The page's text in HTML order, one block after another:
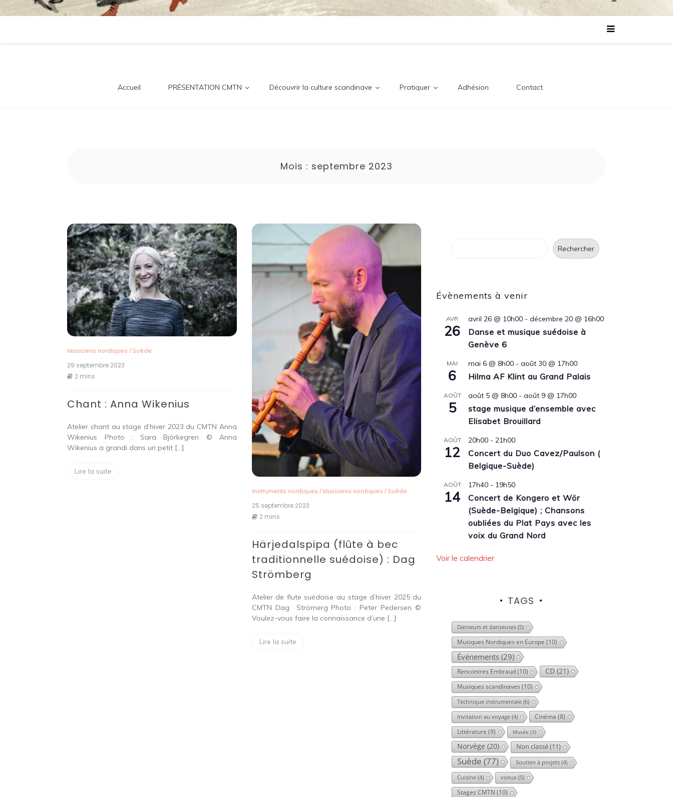
nordiques
Accueil PRÉSENTATION CMTN Découvrir la culture scandinave Pratiquer Adhésion Contact
Mois : septembre 2023
Musiciens nordiques / Suède
29 septembre 2023
2 mins
Chant : Anna Wikenius
Atelier chant au stage d’hiver 2023 du CMTN Anna
Wikenius Photo : Sara Björkegren © Anna
Wikenius a grandi dans un petit […]
Lire la suite
Instruments nordiques/ Musiciens nordiques/ Suède
25 septembre 2023
2 mins
Härjedalspipa (flûte à bec
traditionnelle suédoise) : Dag
Strömberg
Atelier de flute suédoise au stage d’hiver 2025 du
CMTN Dag Strömerg Photo : Peter Pedersen ©
Voulez-vous faire la connaissance d’une […]
Lire la suite
Rechercher
Évènements à venir
AVR
26
avril 26 @ 10h00 -décembre 20 @ 16h00
Danse et musique suédoise à
Genève 6
MAI
6
mai 6 @ 8h00 -août 30 @ 17h00
Hilma AF Klint au Grand Palais
AOÛT
5
août 5 @ 8h00 -août 9 @ 17h00
stage musique d’ensemble avec
Elisabet Brouillard
AOÛT
12
20h00 -21h00
Concert du Duo Cavez/Paulson (
Belgique-Suède)
AOÛT
14
17h40 - 19h50
Concert de Kongero et Wör
(Suède-Belgique) ; Chansons
oubliées du Plat Pays avec les
voix du Grand Nord
Voir le calendrier
TAGS
Danseurs et danseuses (5)
Musiques Nordiques en Europe (10)
Événements (29)
Rencontres Embraud(10) CD (21)
Musiques scandinaves (10)
Technique instrumentale (6)
Invitation au voyage (4) Cinéma (8)
Littérature (9) Musée (3)
Norvège (20) Non classé(11)
Suède (77) Soutien à projets (4)
Cuisine (4) voeux (5)
Stages CMTN (10)